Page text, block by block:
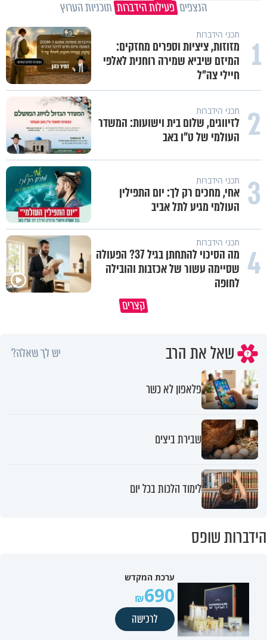
הנצפים פעילות הידברות תוכניות הערוץ
1 תכני הידברות
מזוזות, ציציות וספרים מחזקים:
המיזם שיביא שמירה רוחנית לאלפי
חיילי צה"ל
2 תכני הידברות
לזיווגים, שלום בית וישועות: המשדר
העולמי של ט"ו באב
3 תכני הידברות
אחי, מחכים רק לך: יום התפילין
העולמי מגיע לתל אביב
4 תכני הידברות
מה הסיכוי להתחתן בגיל 37? הפעולה
שסיימה עשור של אכזבות והובילה
לחופה
קצרים
מתחילים לעבוד לקראת ראש השנה
הרגעים הקשים ביותר בחיים
שאל את הרב יש לך שאלה?
פלאפון לא כשר
שבירת ביצים
לימוד הלכות בכל יום
הידברות שופס
ערכת המקדש
690
לרכישה